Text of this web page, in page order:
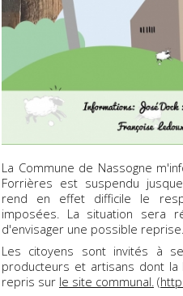
La Commune de Nassogne
Forrières est suspendu
rend en effet difficile le
imposées. La situation sera
d'envisager une possible reprise.
Les citoyens sont invités à
producteurs et artisans dont
repris sur le site communal. (